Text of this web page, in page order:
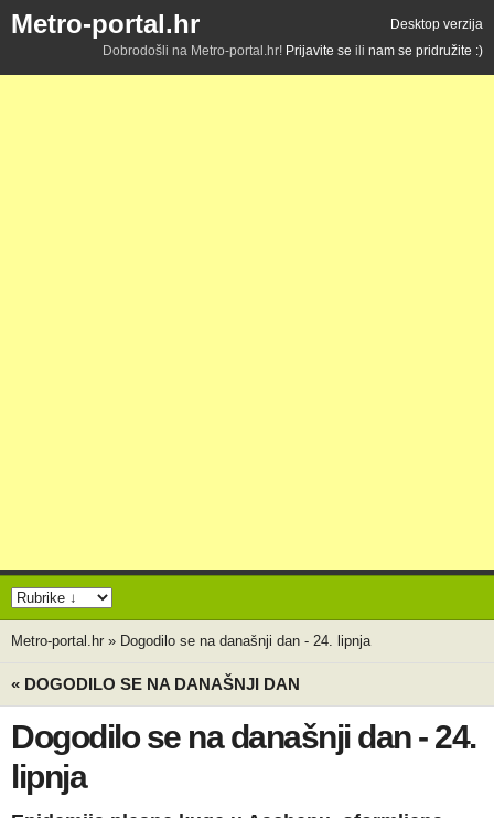
Metro-portal.hr
Desktop verzija
Dobrodošli na Metro-portal.hr! Prijavite se ili nam se pridružite :)
Metro-portal.hr » Dogodilo se na današnji dan - 24. lipnja
« DOGODILO SE NA DANAŠNJI DAN
Dogodilo se na današnji dan - 24.
lipnja